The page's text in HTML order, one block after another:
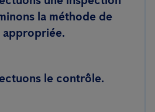
la méthode de
le contrôle.